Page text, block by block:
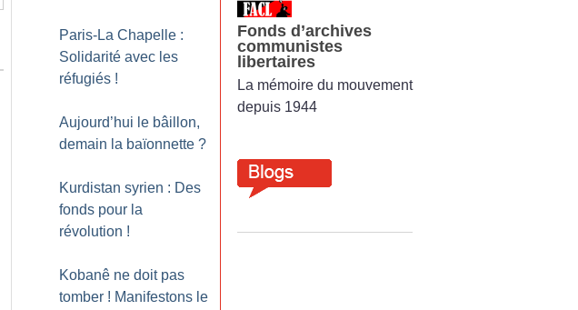
Paris-La Chapelle :
Solidarité avec les
réfugiés !
Aujourd’hui le bâillon,
demain la baïonnette ?
Kurdistan syrien : Des
fonds pour la
révolution !
Kobanê ne doit pas
tomber ! Manifestons le
Fonds d’archives
communistes
libertaires
La mémoire du mouvement
depuis 1944